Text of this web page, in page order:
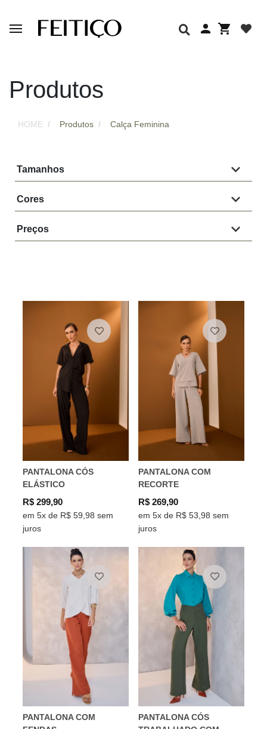
Produtos
HOME Produtos Calça Feminina
Tamanhos
Cores
Preços
PANTALONA CÓS
ELÁSTICO
R$ 299,90
em 5x de R$ 59,98 sem
juros
PANTALONA COM
RECORTE
R$ 269,90
em 5x de R$ 53,98 sem
juros
PANTALONA COM
PANTALONA CÓS